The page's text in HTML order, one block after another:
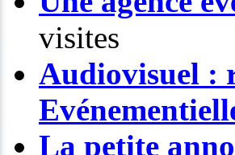
visites
Audiovisuel :
La petite